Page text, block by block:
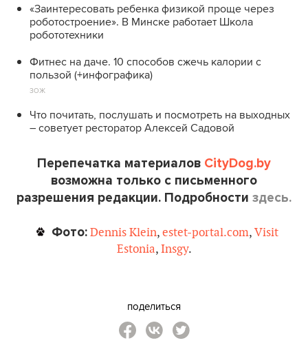
«Заинтересовать ребенка физикой проще через
роботостроение». В Минске работает Школа
робототехники
Фитнес на даче. 10 способов сжечь калории с
пользой (+инфографика)
ЗОЖ
Что почитать, послушать и посмотреть на выходных
– советует ресторатор Алексей Садовой
Перепечатка материалов CityDog.by
возможна только с письменного
разрешения редакции. Подробности здесь.
Фото: Dennis Klein, estet-portal.com, Visit
Estonia, Insgy.
поделиться